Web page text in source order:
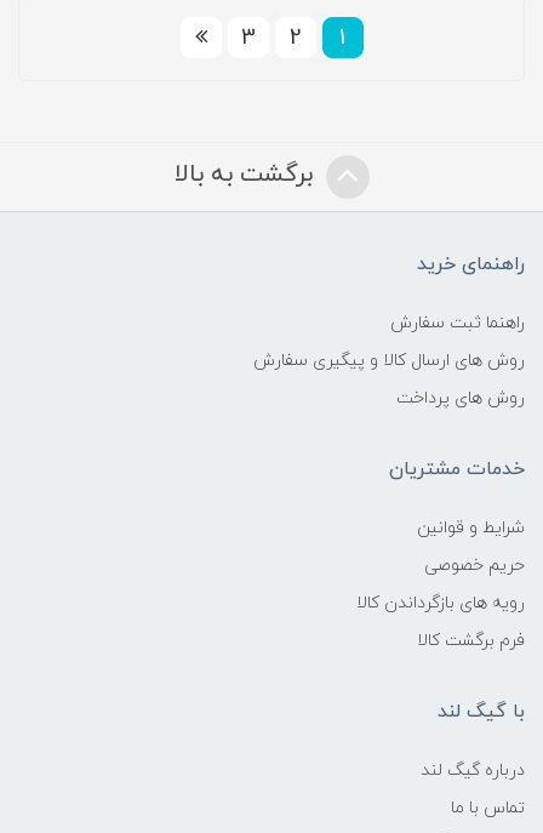
1
2
3
برگشت به بالا
راهنمای خرید
راهنما ثبت سفارش
روش های ارسال کالا و پیگیری سفارش
روش های پرداخت
خدمات مشتریان
شرایط و قوانین
حریم خصوصی
رویه های بازگرداندن کالا
فرم برگشت کالا
با گیگ لند
درباره گیگ لند
تماس با ما